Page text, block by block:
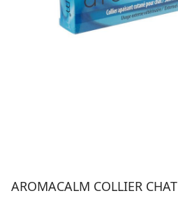
AROMACALM COLLIER CHAT